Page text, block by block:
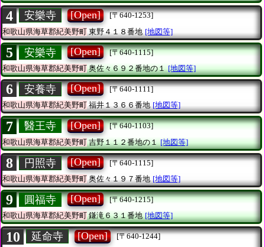
4 安樂寺 [Open]
[〒640-1253]
和歌山県海草郡紀美野町 東野４１８番地 [地図等]
5 安樂寺 [Open]
[〒640-1115]
和歌山県海草郡紀美野町奥佐々６９２番地の１ [地図等]
6 安養寺 [Open]
[〒640-1111]
和歌山県海草郡紀美野町福井１３６６番地 [地図等]
7 醫王寺 [Open]
[〒640-1103]
和歌山県海草郡紀美野町吉野１１２番地の１ [地図等]
8 円照寺 [Open]
[〒640-1115]
和歌山県海草郡紀美野町奥佐々１９７番地 [地図等]
9 圓福寺 [Open]
[〒640-1215]
和歌山県海草郡紀美野町鎌滝６３１番地 [地図等]
10 延命寺 [Open]
[〒640-1244]